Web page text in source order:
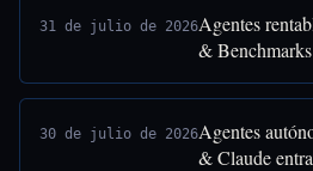
31 de julio de 2026Agentes
&
30 de julio de 2026Agentes
& Claude